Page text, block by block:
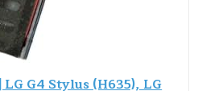
G4 Stylus (H635), LG